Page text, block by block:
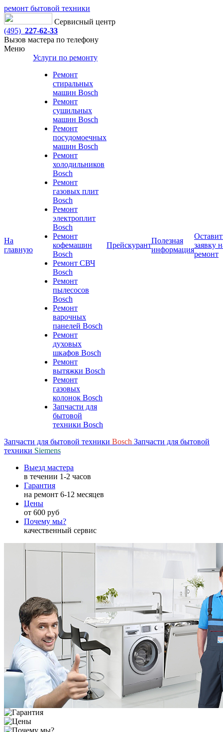
ремонт бытовой техники
Сервисный центр
(495) 227-62-33
Вызов мастера по телефону
Меню
На
главную
Услуги по ремонту
Ремонт
стиральных
машин Bosch
Ремонт
сушильных
машин Bosch
Ремонт
посудомоечных
машин Bosch
Ремонт
холодильников
Bosch
Ремонт
газовых плит
Bosch
Ремонт
электроплит
Bosch
Ремонт
кофемашин
Bosch
Ремонт СВЧ
Bosch
Ремонт
пылесосов
Bosch
Ремонт
варочных
панелей Bosch
Ремонт
духовых
шкафов Bosch
Ремонт
вытяжки Bosch
Ремонт
газовых
колонок Bosch
Запчасти для
бытовой
техники Bosch
Прейскурант
Полезная
информация
заявку
ремонт
Запчасти для бытовой техники Bosch Запчасти для бытовой
техники Siemens
Выезд мастера
в течении 1-2 часов
Гарантия
на ремонт 6-12 месяцев
Цены
от 600 руб
Почему мы?
качественный сервис